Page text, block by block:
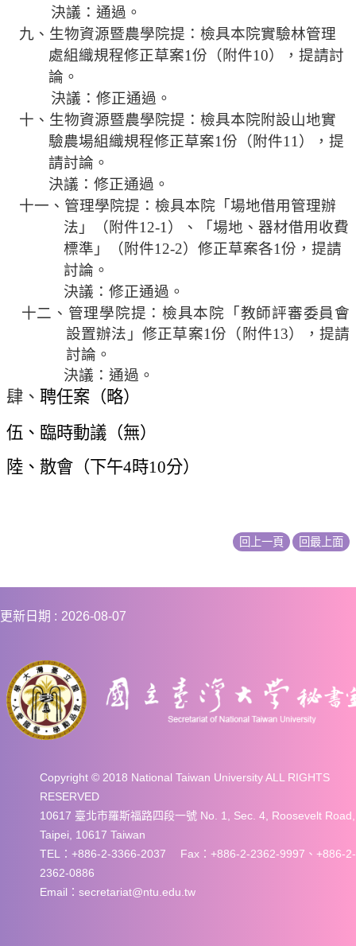
決議：通過。
九、生物資源暨農學院提：檢具本院實驗林管理
處組織規程修正草案1份（附件10） ，提請討
論。
決議：修正通過。
十、生物資源暨農學院提：檢具本院附設山地實
驗農場組織規程修正草案1份（附件11 ） ，提
請討論。
決議：修正通過。
十一、管理學院提：檢具本院「場地借用管理辦
法」（附件12-1 ）、「場地、器材借用收費
標準」（附件12-2）修正草案各1份，提請
討論。
決議：修正通過。
十二、管理學院提：檢具本院「教師評審委員會
設置辦法」修正草案1份（附件13） ， 提請
討論。
決議：通過。
肆、 聘任案（略）
伍、臨時動議（無）
陸、散會（下午4時10分）
回上一頁 回最上面
更新日期 2026-08-07
Copyright © 2018 National Taiwan University ALL RIGHTS
RESERVED
10617 臺北市羅斯福路四段一號 No. 1, Sec. 4, Roosevelt Road,
Taipei, 10617 Taiwan
TEL：+886-2-3366-2037 Fax：+886-2-2362-9997、+886-2-
2362-0886
Email：secretariat@ntu.edu.tw